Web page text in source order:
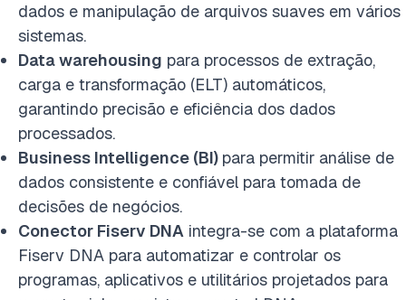
dados e manipulação de arquivos suaves em vários
sistemas.
Data warehousing para processos de extração,
carga e transformação (ELT) automáticos,
garantindo precisão e eficiência dos dados
processados.
Business Intelligence (BI) para permitir análise de
dados consistente e confiável para tomada de
decisões de negócios.
Conector Fiserv DNA integra-se com a plataforma
Fiserv DNA para automatizar e controlar os
programas, aplicativos e utilitários projetados para